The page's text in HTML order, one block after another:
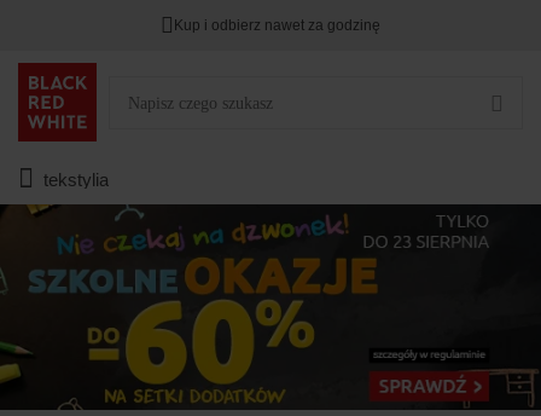
HITY DNIA przy zapisie na Newsletter.
Kup i odbierz nawet za godzinę
tekstylia